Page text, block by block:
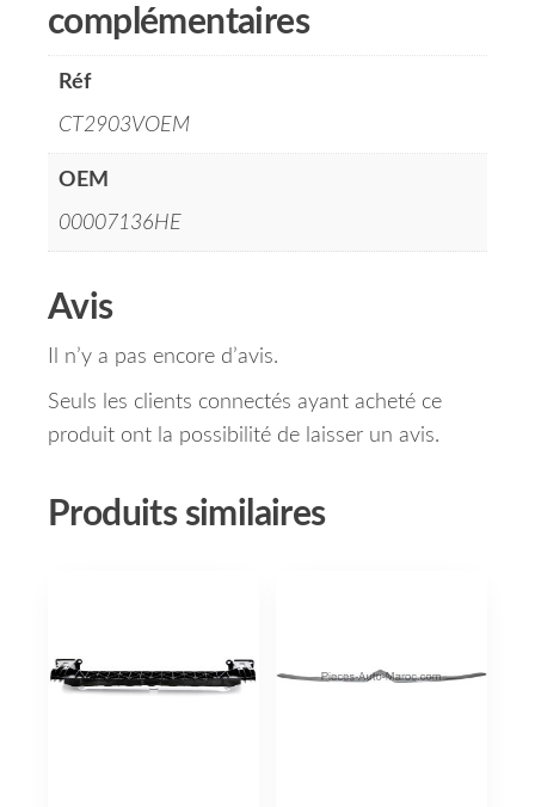
complémentaires
Réf
CT2903VOEM
OEM
00007136HE
Avis
Il n’y a pas encore d’avis.
Seuls les clients connectés ayant acheté ce
produit ont la possibilité de laisser un avis.
Produits similaires